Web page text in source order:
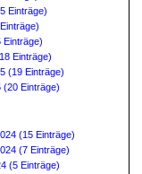
Einträge)
Einträge)
Einträge)
(19 Einträge)
(20 Einträge)
(15 Einträge)
(7 Einträge)
(5 Einträge)